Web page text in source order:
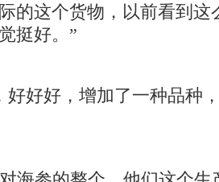
的这个货物，以前看到这
挺好。”
好好，增加了一种品种